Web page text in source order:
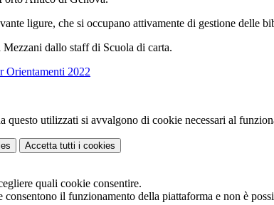
ligure, che si occupano attivamente di gestione delle
dallo staff di Scuola di carta.
Orientamenti 2022
questo utilizzati si avvalgono di cookie necessari al
Accetta tutti i cookies
quali cookie consentire.
consentono il funzionamento della piattaforma e non è